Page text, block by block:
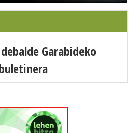
Garabideko